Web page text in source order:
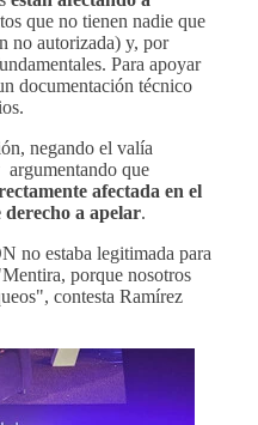
que no tienen nadie que
no autorizada) y, por
Para apoyar
documentación técnico
negando el valía
que
afectada en el
derecho a apelar.
no estaba legitimada para
porque nosotros
contesta Ramírez